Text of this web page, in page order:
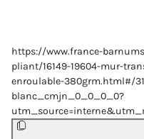
https://www.france-
pliant/16149-19604-mur-
enroulable-380grm.html#/
blanc_cmjn_0_0_0_0?